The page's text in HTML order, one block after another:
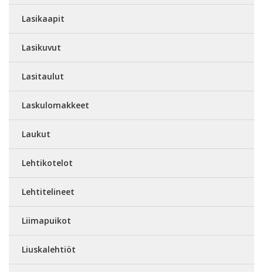
Lasikaapit
Lasikuvut
Lasitaulut
Laskulomakkeet
Laukut
Lehtikotelot
Lehtitelineet
Liimapuikot
Liuskalehtiöt